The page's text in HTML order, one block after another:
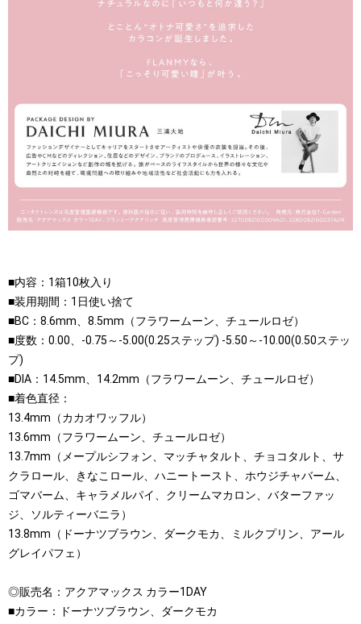
■内容：1箱10枚入り
■装用期間：1日使い捨て
■BC：8.6mm、8.5mm（フラワームーン、チュールロゼ）
■度数：0.00、-0.75～-5.00(0.25ステップ) -5.50～-10.00(0.50ステッ
プ)
■DIA：14.5mm、14.2mm（フラワームーン、チュールロゼ）
■着色直径：
13.4mm（カカオワッフル）
13.6mm（フラワームーン、チュールロゼ）
13.7mm（メープルシフォン、マッチャタルト、チョコタルト、サ
クラロール、きなこロール、ハニートースト、ホウジチャバーム、
ゴマバーム、キャラメルパイ、クリームマカロン、バターファッ
ジ、ソルティーバニラ）
13.8mm（ドーナツブラウン、ダークモカ、ミルクプリン、アール
グレイパフェ）
◎販売名：アクアマックス カラー1DAY
■カラー：ドーナツブラウン、ダークモカ